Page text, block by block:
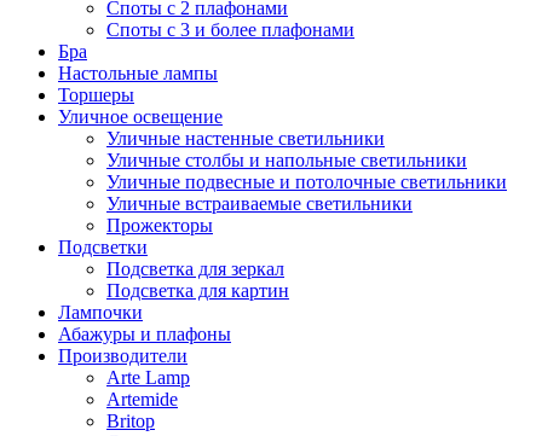
Споты с 2 плафонами
Споты с 3 и более плафонами
Бра
Настольные лампы
Торшеры
Уличное освещение
Уличные настенные светильники
Уличные столбы и напольные светильники
Уличные подвесные и потолочные светильники
Уличные встраиваемые светильники
Прожекторы
Подсветки
Подсветка для зеркал
Подсветка для картин
Лампочки
Абажуры и плафоны
Производители
Arte Lamp
Artemide
Britop